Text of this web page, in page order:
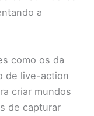
a
como os da
de live-action
criar mundos
de capturar